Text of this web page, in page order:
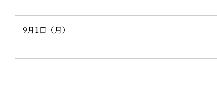
9月1日（月）